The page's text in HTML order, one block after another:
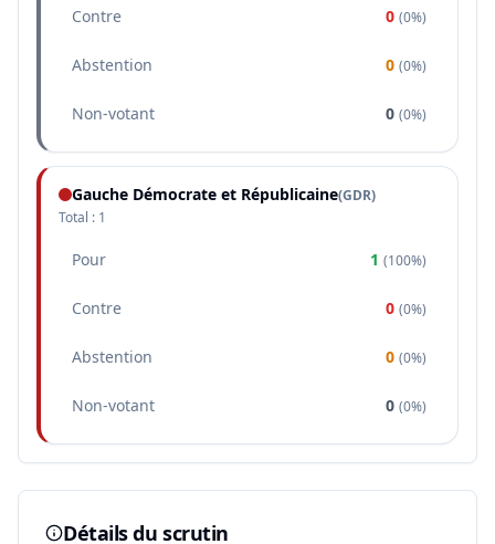
Contre 0 (0%)
Abstention 0 (0%)
Non-votant 0 (0%)
Gauche Démocrate et Républicaine(GDR)
Total : 1
Pour 1 (100%)
Contre 0 (0%)
Abstention 0 (0%)
Non-votant 0 (0%)
Détails du scrutin